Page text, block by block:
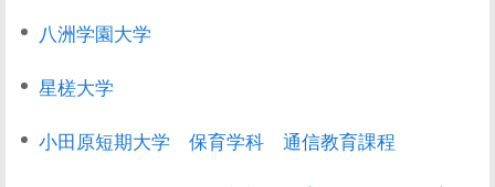
八洲学園大学
星槎大学
小田原短期大学 保育学科 通信教育課程